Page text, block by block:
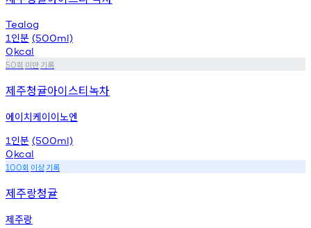
Tealog
1 인분 (500ml)
0kcal
50회 미만기록
제주청귤아이스티녹차
에이치케이이노엔
1 인분 (500ml)
0kcal
100회 이상기록
제주랑청귤
제주랑